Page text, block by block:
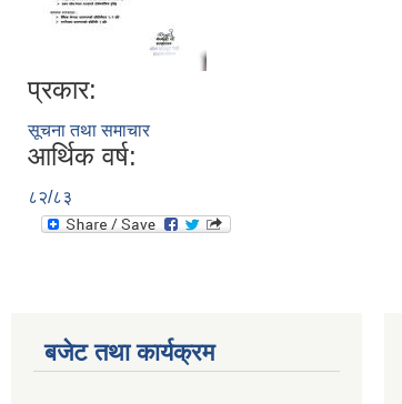
प्रकार:
सूचना तथा समाचार
आर्थिक वर्ष:
८२/८३
बजेट तथा कार्यक्रम